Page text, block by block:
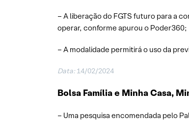
– A liberação do FGTS futuro para a
operar, conforme apurou o Poder360;
– A modalidade permitirá o uso da
Data: 14/02/2024
Bolsa Família e Minha Casa,
– Uma pesquisa encomendada pelo